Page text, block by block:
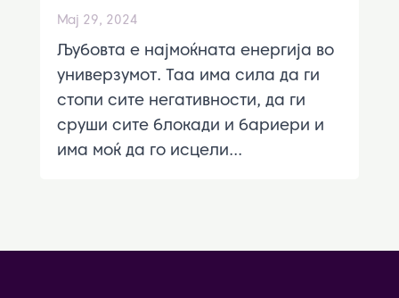
Мај 29, 2024
Љубовта е најмоќната енергија во
универзумот. Таа има сила да ги
стопи сите негативности, да ги
сруши сите блокади и бариери и
има моќ да го исцели...